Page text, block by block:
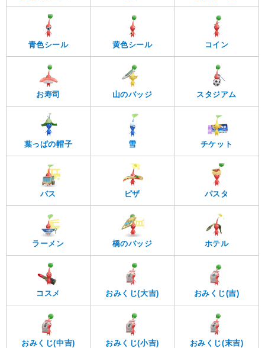
青色シール 黄色シール コイン
お寿司 山のバッジ スタジアム
葉っぱの帽子 雪 チケット
バス ピザ パスタ
ラーメン 橋のバッジ ホテル
コスメ おみくじ(大吉) おみくじ(吉)
おみくじ(中吉) おみくじ(小吉) おみくじ(末吉)